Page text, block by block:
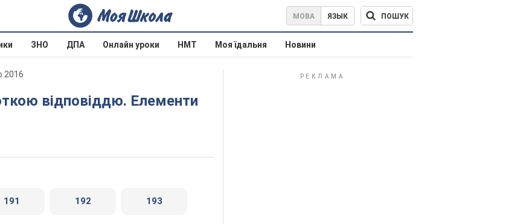
МОВА ЯЗЫК ПОШУК
ЗНО ДПА Онлайн уроки НМТ Моя їдальня Новини
2016
191 192 193